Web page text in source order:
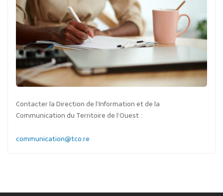
Contacter la Direction de l’Information et de la
Communication du Territoire de l’Ouest :
communication@tco.re